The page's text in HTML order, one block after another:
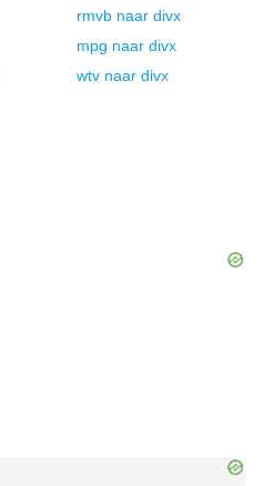
rmvb naar divx
mpg naar divx
wtv naar divx